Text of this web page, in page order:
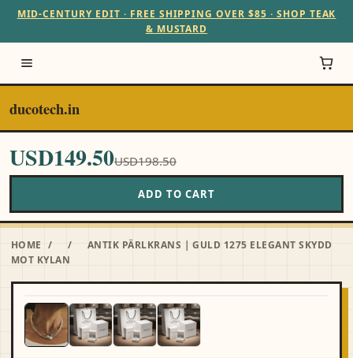
MID-CENTURY EDIT · FREE SHIPPING OVER $85 · SHOP TEAK
& MUSTARD
ducotech.in
USD149.50USD198.50
ADD TO CART
HOME / /
ANTIK PÄRLKRANS | GULD 1275 ELEGANT SKYDD
MOT KYLAN